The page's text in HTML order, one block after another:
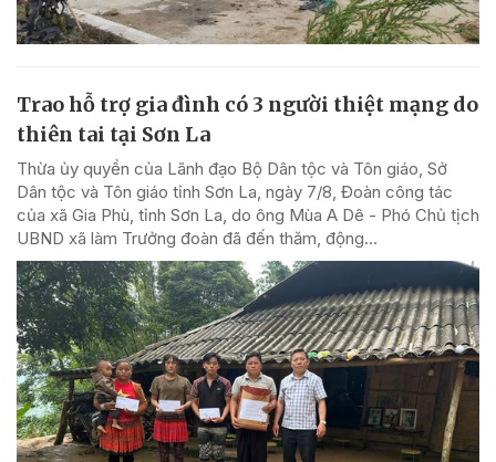
Trao hỗ trợ gia đình có 3 người thiệt mạng do
thiên tai tại Sơn La
Thừa ủy quyền của Lãnh đạo Bộ Dân tộc và Tôn giáo, Sở
Dân tộc và Tôn giáo tỉnh Sơn La, ngày 7/8, Đoàn công tác
của xã Gia Phù, tỉnh Sơn La, do ông Mùa A Dê - Phó Chủ tịch
UBND xã làm Trưởng đoàn đã đến thăm, động...